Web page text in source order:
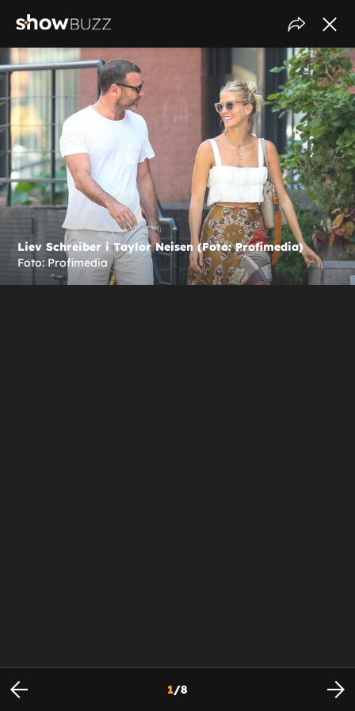
Liev Schreiber i Taylor Neisen (Foto: Profimedia)
Foto: Profimedia
1/8